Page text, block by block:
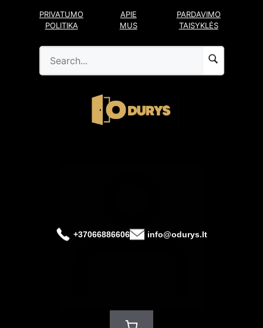
PRIVATUMO
POLITIKA
APIE
MUS
PARDAVIMO
TAISYKLĖS
+37066886606 info@odurys.lt